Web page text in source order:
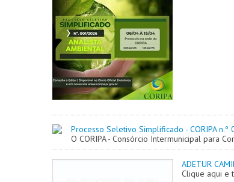
Processo Seletivo Simplificado - CORIPA
O CORIPA - Consórcio Intermunicipal para
ADETUR
Clique aqui e